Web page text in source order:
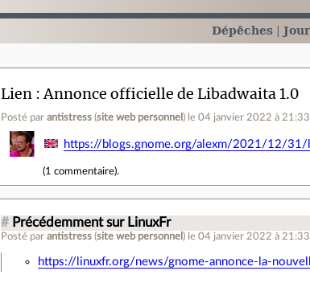
Dépêches
Lien Annonce officielle de Libadwaita 1.0
Posté parantistress (site web personnel ) le 04 janvier 2022 à 21:33
https://blogs.gnome.org/alexm/2021/12/
(1 commentaire).
# Précédemment sur LinuxFr
Posté parantistress (site web personnel ) le 04 janvier 2022 à 21:33
https://linuxfr.org/news/gnome-annonce-la-